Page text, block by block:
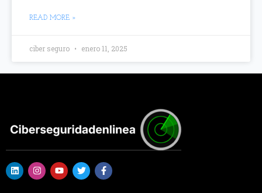
READ MORE »
ciber seguro enero 11, 2025